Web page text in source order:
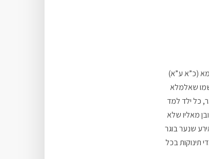
(כ”א ע”א)
שמו שאלמלא
כל ילד למד
מאליו שלא
שנער בוגר
תינוקות בכל